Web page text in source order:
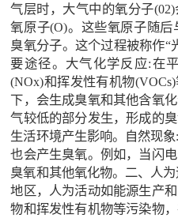
气层时，大气中的氧分子
氧原子(O)。这些氧原子随
臭氧分子。这个过程被称作“
要途径。大气化学反应:在
(NOx)和挥发性有机物
下，会生成臭氧和其他含氧
气较低的部分发生，形成的
生活环境产生影响。自然现
也会产生臭氧。例如，当闪
臭氧和其他氧化物。二、人
地区，人为活动如能源生产
物和挥发性有机物等污染物